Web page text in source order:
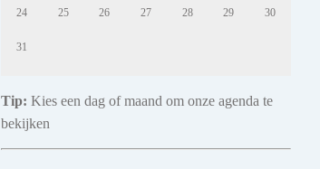
24 25 26 27 28 29 30
31
Tip: Kies een dag of maand om onze agenda te
bekijken